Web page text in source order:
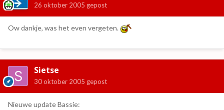
26 oktober 2005 gepost
Ow dankje, was het even vergeten.
Sietse
30 oktober 2005 gepost
Nieuwe update Bassie: